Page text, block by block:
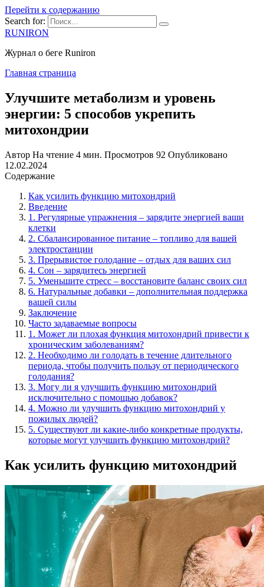
Перейти к содержанию
Search for:
RUNIRON
Журнал о беге Runiron
Главная страница
Улучшите метаболизм и уровень
энергии: 5 способов укрепить
митохондрии
Автор На чтение 4 мин. Просмотров 92 Опубликовано
12.02.2024
Содержание
Как усилить функцию митохондрий
Введение
1. Регулярные упражнения – зарядите энергией ваши
клетки
2. Сбалансированное питание – топливо для вашей
электростанции
3. Прерывистое голодание – отдых для ваших сил
4. Сон – зарядитесь энергией
5. Уменьшите стресс – восстановите баланс своих сил
6. Натуральные добавки – дополнительная поддержка
вашей силы
Заключение
Часто задаваемые вопросы
1. Может ли плохая функция митохондрий привести к
хроническим заболеваниям?
2. Необходимо ли голодать в течение длительного
периода, чтобы получить пользу от периодического
голодания?
3. Могу ли я улучшить функцию митохондрий
исключительно с помощью добавок?
4. Можно ли улучшить функцию митохондрий у
пожилых людей?
5. Существуют ли какие-либо конкретные продукты,
которые могут улучшить функцию митохондрий?
Как усилить функцию митохондрий